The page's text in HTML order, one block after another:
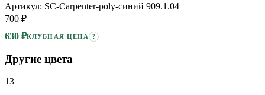
Артикул: SC-Carpenter-poly-синий 909.1.04
700 ₽
630 ₽КЛУБНАЯ ЦЕНА ?
Другие цвета
13